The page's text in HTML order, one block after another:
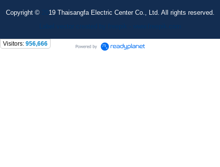
Copyright ©
19 Thaisangfa Electric Center Co., Ltd. All rights reserved.
Visitors: 956,666